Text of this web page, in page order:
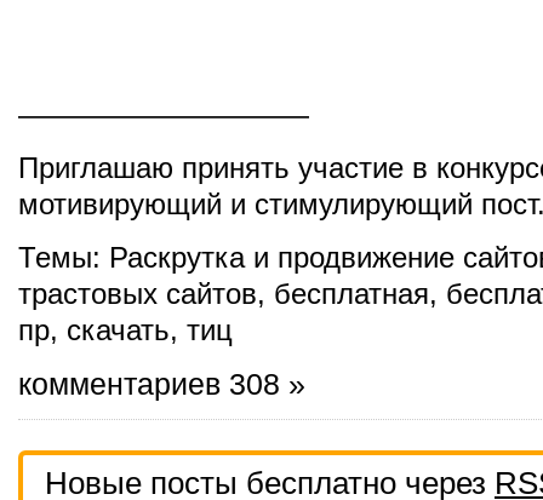
——————————
Приглашаю принять участие в
мотивирующий и стимулирующий
Темы: Раскрутка и продвижение
трастовых сайтов, бесплатная,
пр, скачать, тиц
комментариев 308 »
Новые посты бесплатно через